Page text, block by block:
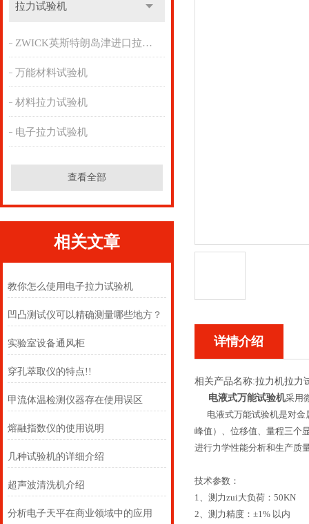
拉力试验机
ZWICK英斯特朗岛津进口拉力机
万能材料试验机
材料拉力试验机
电子拉力试验机
查看全部
相关文章
教你怎么使用电子拉力试验机
凹凸测试仪可以精确测量哪些地方？
实验室设备通风柜
穿孔萃取仪的特点!!
甲流体温检测仪器存在使用误区
熔融指数仪的使用说明
几种试验机的详细介绍
超声波清洗机介绍
分析电子天平在商业领域中的应用
详情介绍
相关产品名称:拉力机拉力
电液式万能试验机采用
电液式万能试验机是对金
峰值）、位移值、量程三个
进行力学性能分析和生产质
技术参数：
1、测力zui大负荷：50KN
2、测力精度：±1% 以内